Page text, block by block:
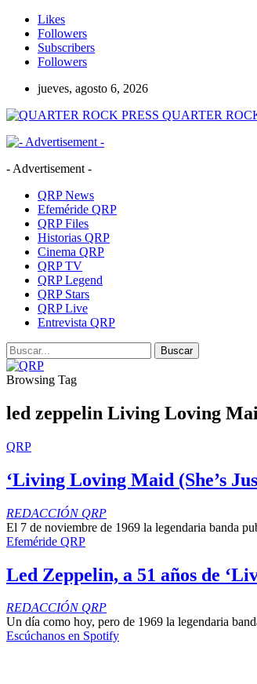
Likes
Followers
Subscribers
Followers
jueves, agosto 6, 2026
QUARTER
- Advertisement -
QRP News
Efeméride QRP
QRP Files
Historias QRP
Cinema QRP
QRP TV
QRP Legend
QRP Stars
QRP Live
Entrevista QRP
Browsing Tag
led zeppelin Living Loving
QRP
‘Living Loving Maid (She’s
REDACCIÓN QRP
El 7 de noviembre de 1969 la legendaria banda
Efeméride QRP
Led Zeppelin, a 51 años de
REDACCIÓN QRP
Un día como hoy, pero de 1969 la legendaria
Escúchanos en Spotify